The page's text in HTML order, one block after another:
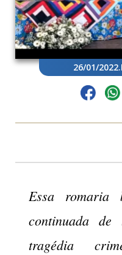
26/01/2022.
Essa romaria
continuada
tragédia